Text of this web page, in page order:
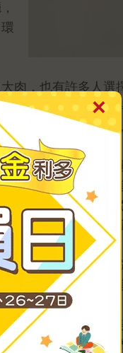
肉，也有許多人
念之餘，王老師
與知識轉化成書籍
，真有酵！》、
統不再困擾你的
：拒絕食安風暴，
，就必須先從管理
廚房好像就是刷
潔與洗滌的習慣
料理的經驗跟角
選的二十道健康
大小事，只要翻看